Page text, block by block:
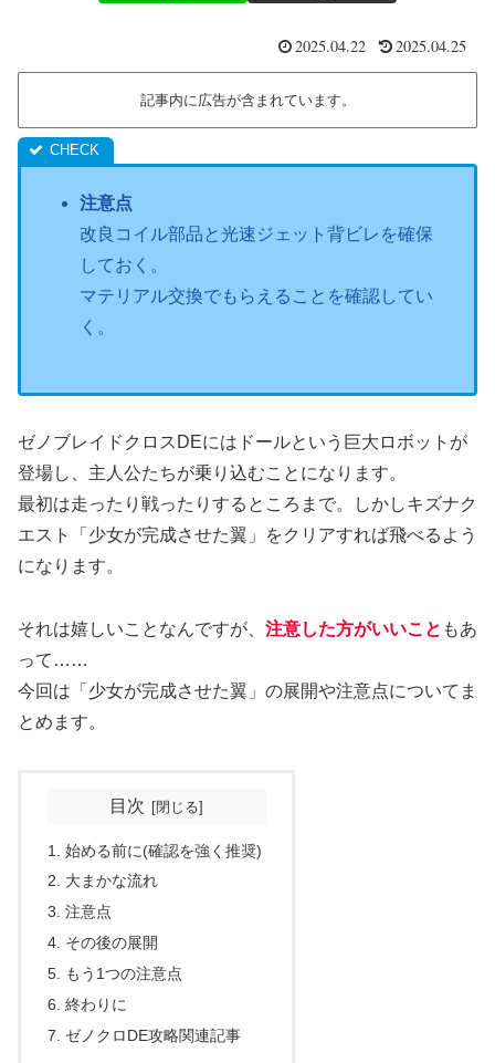
2025.04.22 2025.04.25
記事内に広告が含まれています。
注意点
改良コイル部品と光速ジェット背ビレを確保
しておく。
マテリアル交換でもらえることを確認してい
く。
ゼノブレイドクロスDEにはドールという巨大ロボットが
登場し、主人公たちが乗り込むことになります。
最初は走ったり戦ったりするところまで。しかしキズナク
エスト「少女が完成させた翼」をクリアすれば飛べるよう
になります。
それは嬉しいことなんですが、 注意した方がいいこと もあ
って……
今回は「少女が完成させた翼」の展開や注意点についてま
とめます。
目次
始める前に(確認を強く推奨)
大まかな流れ
注意点
その後の展開
もう1つの注意点
終わりに
ゼノクロDE攻略関連記事